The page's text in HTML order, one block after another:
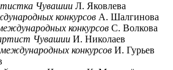
Чувашии Л. Яковлева
конкурсов А. Шалгинова
конкурсов С. Волкова
Чувашии И. Николаев
конкурсов И. Гурьев